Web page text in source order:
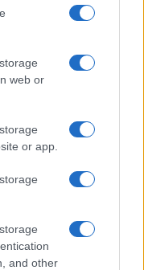
web or
or app.
and other